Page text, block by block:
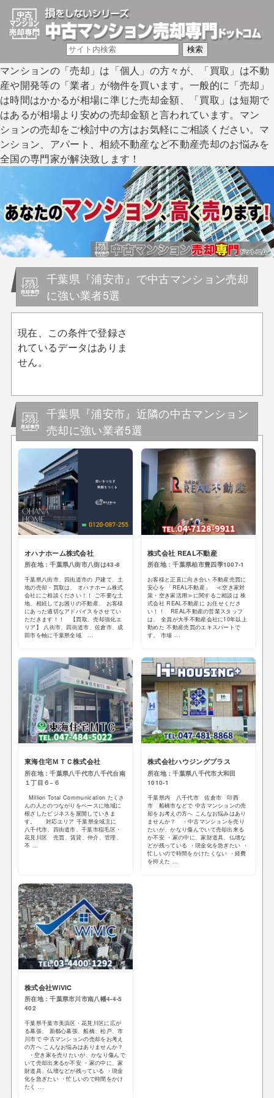
マンションの「売却」は「個人」の方々が、「買取」は不動
産や開発等の「業者」が物件を買います。一般的に「売却」
は時間はかかるが相場に準じた売却金額、「買取」は短期で
はあるが相場より安めの売却金額と言われています。マン
ションの売却をご検討中の方はお気軽にご相談ください。マ
ンション、アパート、相続不動産など不動産売却のお悩みを
全国の専門家が解決致します！
千葉県『浦安市』で中古マンション売却
に強い業者5選
現在、この条件で登録さ
れているデータはありま
せん。
千葉県『浦安市』近隣の中古マンション
売却に強い業者5選
オハナホーム株式会社
所在地：千葉県八街市八街は43-8
千葉県八街市、四街道市の 戸建て、土
地の売却・買取は、 オハナホーム株式
会社にご相談ください！！ ご不要な土
地、相続してお困りの不動産、 お客様
にあった適切なアドバイスをさせてい
ただきます！！ 【買取、売却強化エ
リア】 八街市、四街道市、佐倉市、成
田市を軸に千葉県全域 ...
株式会社 REAL不動産
所在地：千葉県柏市豊四季1007-1
お客様と正直に向き合い 不動産売買に
安心を 「REAL不動産」 ≪空き家対
策・空き家活用≫に関するご相談は 株
式会社 REAL不動産に お任せくださ
い！！ REAL不動産の営業スタッフ
は、 全員が大手不動産会社に10年以上
勤めた 不動産売買のエキスパートで
す。 市場 ...
東海住宅ＭＴＣ株式会社
所在地：千葉県八千代市八千代台南
１丁目６−６
Million Total Communication たくさ
んの人とのつながりをベースに地域に
根ざしたビジネスを展開していきま
す。 対応エリア 千葉県全域主に
八千代市、四街道市、千葉市稲毛区・
花見川区 売買、賃貸、仲介、管理、
不 ...
株式会社ハウジングプラス
所在地：千葉県八千代市大和田
1010-1
千葉県内 八千代市 佐倉市 印西
市 船橋市などで 中古マンションの売
却をお考えの方へ こんなお悩みはあり
ませんか？ ・中古マンションを売り
たいが、かなり傷んでいて売却出来る
か不安 ・家の中に、家財道具、仏壇な
どが残っている ・現金化を急ぎたい ・
忙しいので時間をかけたくない ・経費
を抑えた ...
株式会社WiVIC
所在地：千葉県市川市南八幡4-4-5
402
千葉県千葉市美浜区・花見川区に広が
る幕張、 新都心幕張、船橋、松戸、市
川市で 中古マンションの売却をお考え
の方へ こんなお悩みはありませんか？
・空き家を売りたいが、かなり傷んで
いて売却出来るか不安 ・家の中に、家
財道具、仏壇などが残っている ・現金
化を急ぎたい ・忙しいので時間をかけ
たく ...